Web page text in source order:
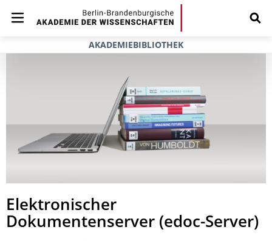
AKADEMIEBIBLIOTHEK
Elektronischer
Dokumentenserver (edoc-Server)